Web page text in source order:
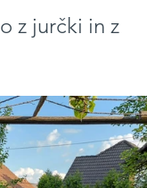
z jurčki in z